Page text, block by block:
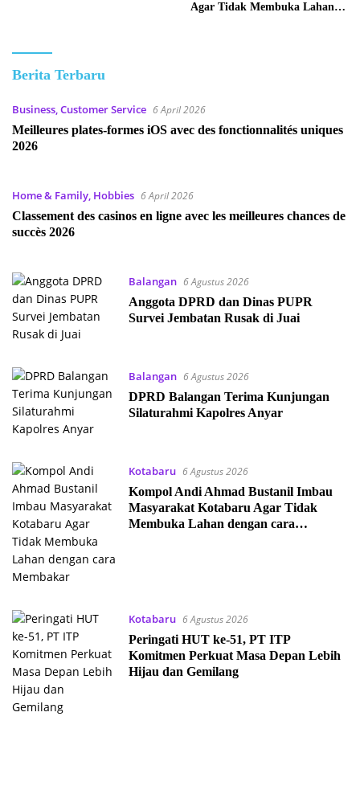
Agar Tidak Membuka Lahan
Kabar
Berita Terbaru
Business, Customer Service 6 April 2026
Meilleures plates-formes iOS avec des fonctionnalités uniques
2026
Home & Family, Hobbies 6 April 2026
Classement des casinos en ligne avec les meilleures chances de
succès 2026
Balangan 6 Agustus 2026
Anggota DPRD dan Dinas PUPR
Survei Jembatan Rusak di Juai
Balangan 6 Agustus 2026
DPRD Balangan Terima Kunjungan
Silaturahmi Kapolres Anyar
Kotabaru 6 Agustus 2026
Kompol Andi Ahmad Bustanil Imbau
Masyarakat Kotabaru Agar Tidak
Membuka Lahan dengan cara
Kotabaru 6 Agustus 2026
Peringati HUT ke-51, PT ITP
Komitmen Perkuat Masa Depan Lebih
Hijau dan Gemilang